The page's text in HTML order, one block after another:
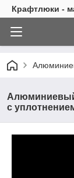
Крафтлюки -
с